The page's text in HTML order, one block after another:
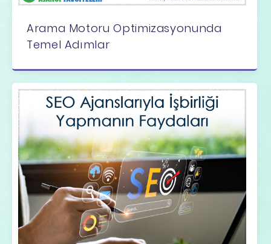
Arama Motoru Optimizasyonunda
Temel Adımlar